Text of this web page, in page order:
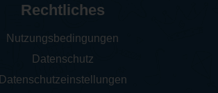
Rechtliches
Nutzungsbedingungen
Datenschutz
Datenschutzeinstellungen